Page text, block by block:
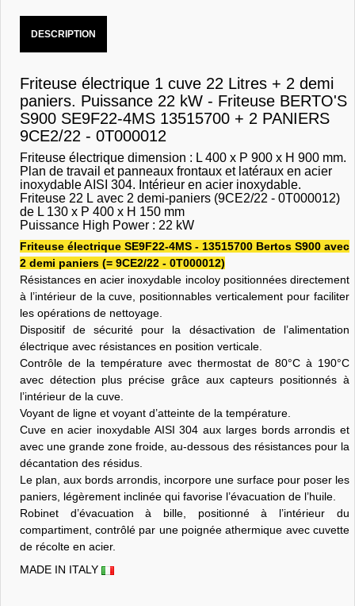
DESCRIPTION
Friteuse électrique 1 cuve 22 Litres + 2 demi
paniers. Puissance 22 kW - Friteuse BERTO'S
S900 SE9F22-4MS 13515700 + 2 PANIERS
9CE2/22 - 0T000012
Friteuse électrique dimension : L 400 x P 900 x H 900 mm.
Plan de travail et panneaux frontaux et latéraux en acier
inoxydable AISI 304. Intérieur en acier inoxydable.
Friteuse 22 L avec 2 demi-paniers (9CE2/22 - 0T000012)
de L 130 x P 400 x H 150 mm
Puissance High Power : 22 kW
Friteuse électrique SE9F22-4MS - 13515700 Bertos S900 avec
2 demi paniers (= 9CE2/22 - 0T000012)
Résistances en acier inoxydable incoloy positionnées directement
à l’intérieur de la cuve, positionnables verticalement pour faciliter
les opérations de nettoyage.
Dispositif de sécurité pour la désactivation de l’alimentation
électrique avec résistances en position verticale.
Contrôle de la température avec thermostat de 80°C à 190°C
avec détection plus précise grâce aux capteurs positionnés à
l’intérieur de la cuve.
Voyant de ligne et voyant d’atteinte de la température.
Cuve en acier inoxydable AISI 304 aux larges bords arrondis et
avec une grande zone froide, au-dessous des résistances pour la
décantation des résidus.
Le plan, aux bords arrondis, incorpore une surface pour poser les
paniers, légèrement inclinée qui favorise l’évacuation de l’huile.
Robinet d’évacuation à bille, positionné à l’intérieur du
compartiment, contrôlé par une poignée athermique avec cuvette
de récolte en acier.
MADE IN ITALY